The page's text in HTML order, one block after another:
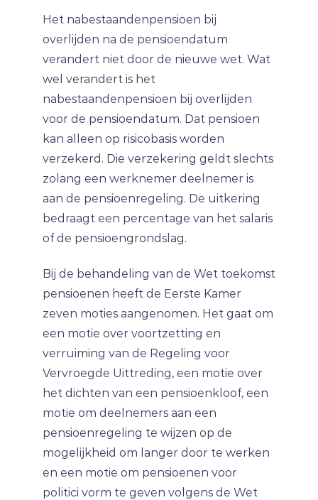
Het nabestaandenpensioen bij
overlijden na de pensioendatum
verandert niet door de nieuwe wet. Wat
wel verandert is het
nabestaandenpensioen bij overlijden
voor de pensioendatum. Dat pensioen
kan alleen op risicobasis worden
verzekerd. Die verzekering geldt slechts
zolang een werknemer deelnemer is
aan de pensioenregeling. De uitkering
bedraagt een percentage van het salaris
of de pensioengrondslag.
Bij de behandeling van de Wet toekomst
pensioenen heeft de Eerste Kamer
zeven moties aangenomen. Het gaat om
een motie over voortzetting en
verruiming van de Regeling voor
Vervroegde Uittreding, een motie over
het dichten van een pensioenkloof, een
motie om deelnemers aan een
pensioenregeling te wijzen op de
mogelijkheid om langer door te werken
en een motie om pensioenen voor
politici vorm te geven volgens de Wet